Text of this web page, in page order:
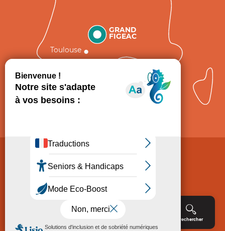
Rechercher
GRAND
FIGEAC
Toulouse
Politique de Protection des données
Consentement
Accessibilité : non conforme